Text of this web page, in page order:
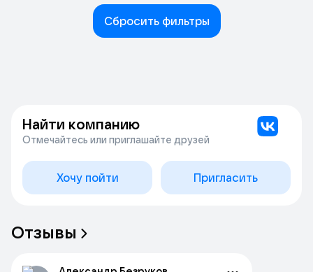
Сбросить фильтры
Найти компанию
Отмечайтесь или приглашайте друзей
Хочу пойти Пригласить
Отзывы